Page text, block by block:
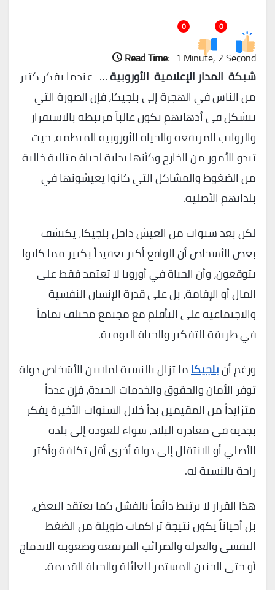
0
0
Read Time: 1 Minute, 2 Second
شبكة المدار الإعلامية الأوروبية…_عندما يفكر كثير
من الناس في الهجرة إلى بلجيكا، فإن الصورة التي
تتشكل في أذهانهم تكون غالباً مرتبطة بالاستقرار
والرواتب المرتفعة والحياة الأوروبية المنظمة، حيث
تبدو الأمور من الخارج وكأنها بداية لحياة مثالية خالية
من الضغوط والمشاكل التي كانوا يعيشونها في
بلدانهم الأصلية.
لكن بعد سنوات من العيش داخل بلجيكا، يكتشف
بعض الأشخاص أن الواقع أكثر تعقيداً بكثير مما كانوا
يتوقعون، وأن الحياة في أوروبا لا تعتمد فقط على
المال أو الإقامة، بل على قدرة الإنسان النفسية
والاجتماعية على التأقلم مع مجتمع مختلف تماماً
في طريقة التفكير والحياة اليومية.
ورغم أنبلجيكاما تزال بالنسبة لملايين الأشخاص دولة
توفر الأمان والحقوق والخدمات الجيدة، فإن عدداً
متزايداً من المقيمين بدأ خلال السنوات الأخيرة يفكر
بجدية في مغادرة البلاد، سواء للعودة إلى بلده
الأصلي أو الانتقال إلى دولة أخرى أقل تكلفة وأكثر
راحة بالنسبة له.
هذا القرار لا يرتبط دائماً بالفشل كما يعتقد البعض،
بل أحياناً يكون نتيجة تراكمات طويلة من الضغط
النفسي والعزلة والضرائب المرتفعة وصعوبة الاندماج
أو حتى الحنين المستمر للعائلة والحياة القديمة.